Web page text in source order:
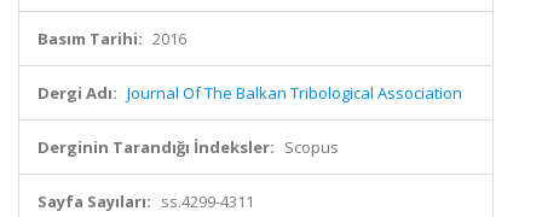
Basım Tarihi: 2016
Dergi Adı: Journal Of The Balkan Tribological Association
Derginin Tarandığı İndeksler: Scopus
Sayfa Sayıları: ss.4299-4311